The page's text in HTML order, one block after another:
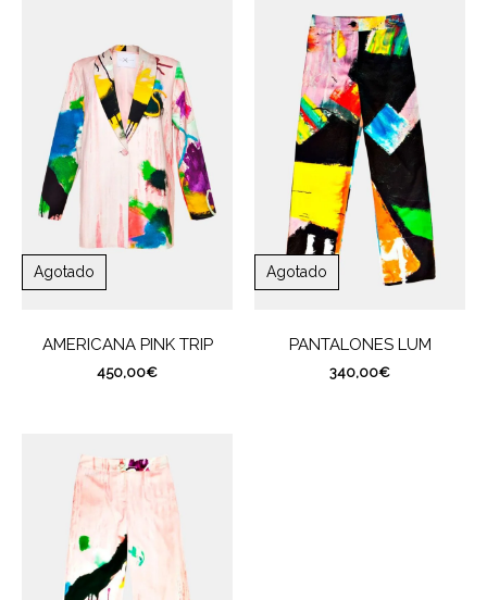
Agotado
AMERICANA PINK TRIP
450,00€
Agotado
PANTALONES LUM
340,00€